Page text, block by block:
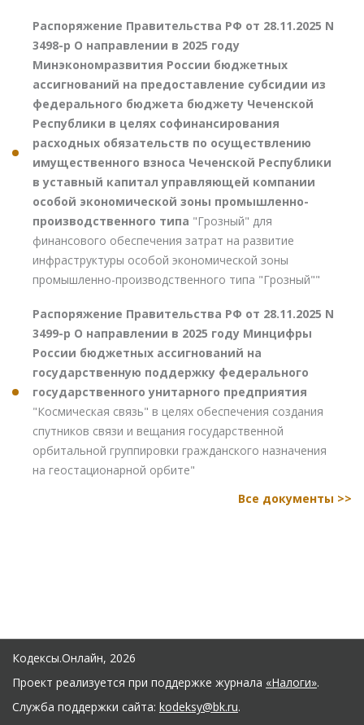
Распоряжение Правительства РФ от 28.11.2025 N
3498-р О направлении в 2025 году
Минэкономразвития России бюджетных
ассигнований на предоставление субсидии из
федерального бюджета бюджету Чеченской
Республики в целях софинансирования
расходных обязательств по осуществлению
имущественного взноса Чеченской Республики
в уставный капитал управляющей компании
особой экономической зоны промышленно-
производственного типа "Грозный" для
финансового обеспечения затрат на развитие
инфраструктуры особой экономической зоны
промышленно-производственного типа "Грозный""
Распоряжение Правительства РФ от 28.11.2025 N
3499-р О направлении в 2025 году Минцифры
России бюджетных ассигнований на
государственную поддержку федерального
государственного унитарного предприятия
"Космическая связь" в целях обеспечения создания
спутников связи и вещания государственной
орбитальной группировки гражданского назначения
на геостационарной орбите"
Все документы >>
Кодексы.Онлайн, 2026
Проект реализуется при поддержке журнала «Налоги».
Служба поддержки сайта: kodeksy@bk.ru.